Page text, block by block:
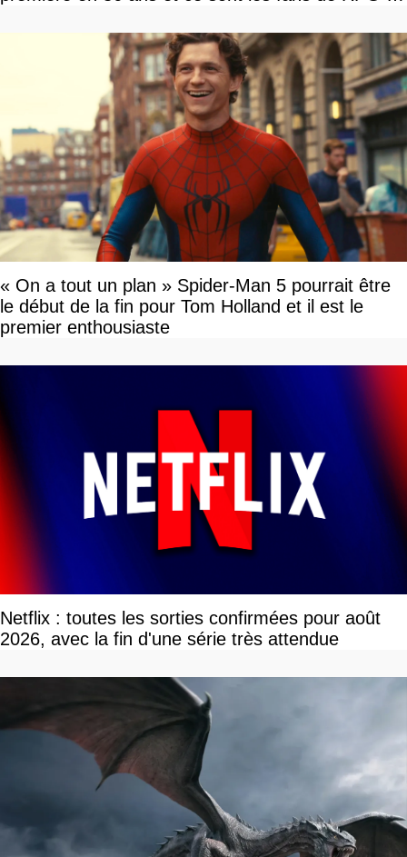
« On a tout un plan » Spider-Man 5 pourrait être
le début de la fin pour Tom Holland et il est le
premier enthousiaste
Netflix : toutes les sorties confirmées pour août
2026, avec la fin d'une série très attendue